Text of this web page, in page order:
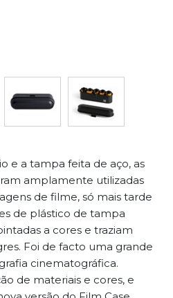
e a tampa feita de aço, as
amplamente utilizadas
de filme, só mais tarde
de plástico de tampa
a cores e traziam
Foi de facto uma grande
cinematográfica.
de materiais e cores, e